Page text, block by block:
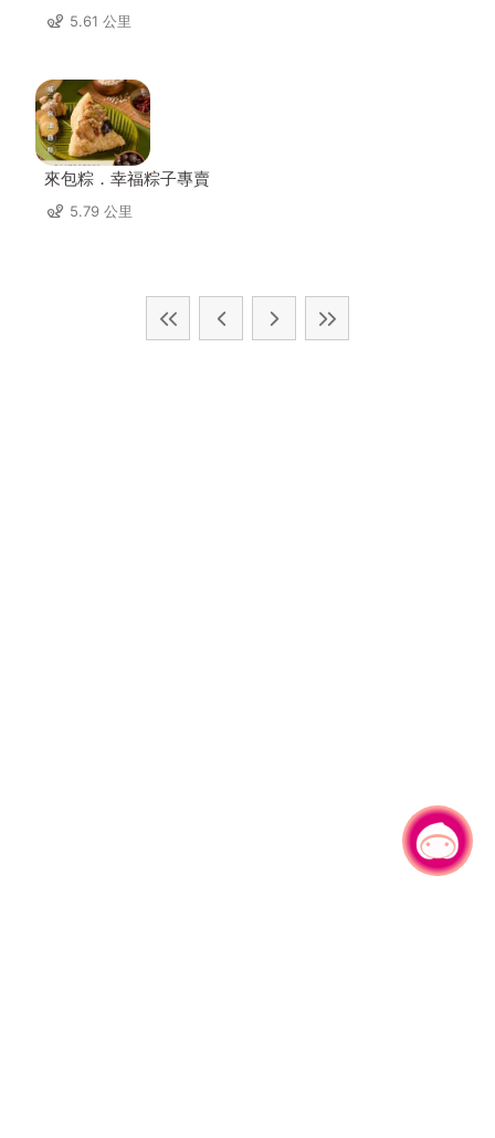
5.61 公里
來包粽．幸福粽子專賣
5.79 公里